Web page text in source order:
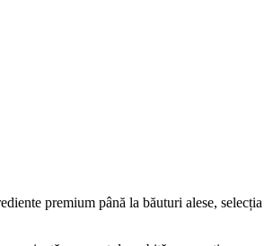
premium până la băuturi alese, selecția